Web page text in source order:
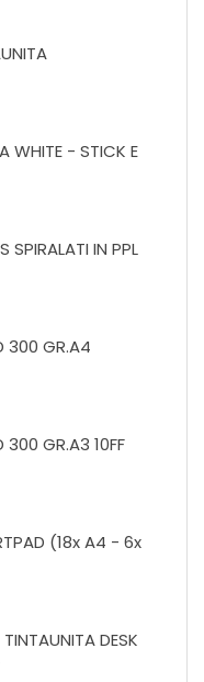
WHITE - STICK E
SPIRALATI IN PPL
300 GR.A4
300 GR.A3 10FF
(18x A4 - 6x
DESK